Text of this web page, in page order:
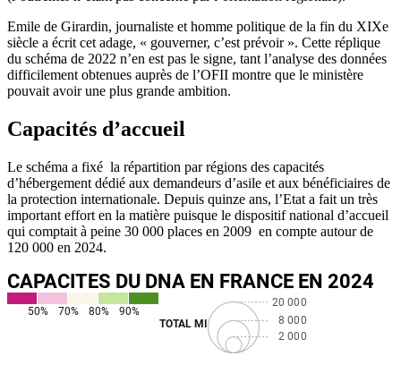
Emile de Girardin, journaliste et homme politique de la fin du XIXe
siècle a écrit cet adage, « gouverner, c’est prévoir ». Cette réplique
du schéma de 2022 n’en est pas le signe, tant l’analyse des données
difficilement obtenues auprès de l’OFII montre que le ministère
pouvait avoir une plus grande ambition.
Capacités d’accueil
Le schéma a fixé la répartition par régions des capacités
d’hébergement dédié aux demandeurs d’asile et aux bénéficiaires de
la protection internationale. Depuis quinze ans, l’Etat a fait un très
important effort en la matière puisque le dispositif national d’accueil
qui comptait à peine 30 000 places en 2009 en compte autour de
120 000 en 2024.